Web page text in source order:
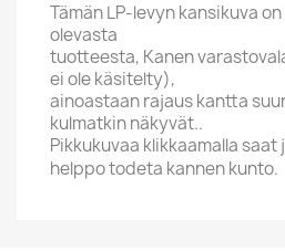
Tämän LP-levyn kansikuva
olevasta
tuotteesta, Kanen
ei ole käsitelty),
ainoastaan rajaus kantta
kulmatkin näkyvät..
Pikkukuvaa klikkaamalla
helppo todeta kannen kunto.